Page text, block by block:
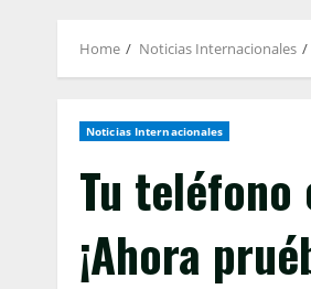
Home Noticias Internacionales
Noticias Internacionales
Tu
¡Ahora